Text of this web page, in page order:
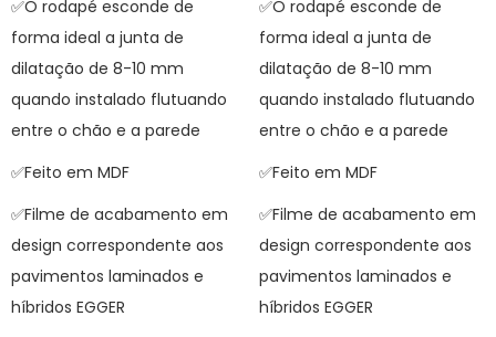
✅O rodapé esconde de
forma ideal a junta de
dilatação de 8-10 mm
quando instalado flutuando
entre o chão e a parede
✅Feito em MDF
✅Filme de acabamento em
design correspondente aos
pavimentos laminados e
híbridos EGGER
✅O rodapé esconde de
forma ideal a junta de
dilatação de 8-10 mm
quando instalado flutuando
entre o chão e a parede
✅Feito em MDF
✅Filme de acabamento em
design correspondente aos
pavimentos laminados e
híbridos EGGER